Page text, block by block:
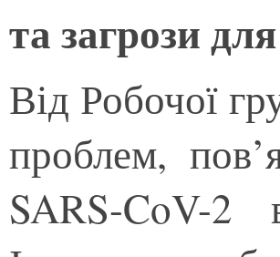
та загрози
Від Робочої
проблем,
SARS-CoV-2